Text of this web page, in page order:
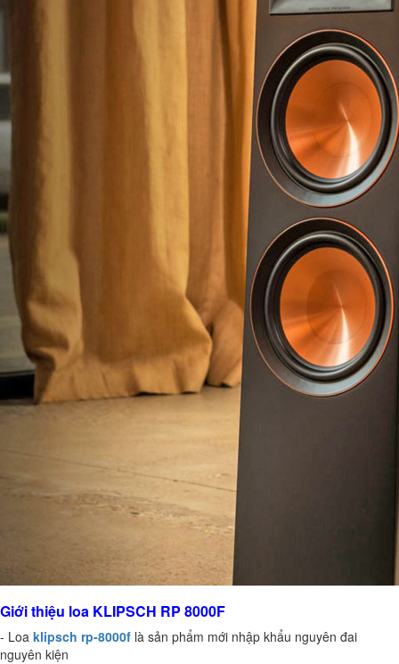
Giới thiệu loa KLIPSCH RP 8000F
- Loa klipsch rp-8000f là sản phẩm mới nhập khẩu nguyên đai
nguyên kiện